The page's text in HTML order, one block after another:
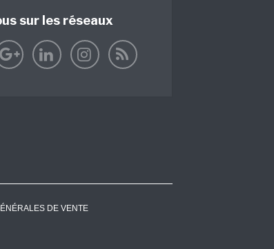
sur les réseaux
DE VENTE